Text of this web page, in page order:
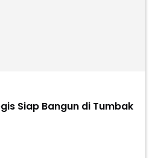
Siap Bangun di Tumbak